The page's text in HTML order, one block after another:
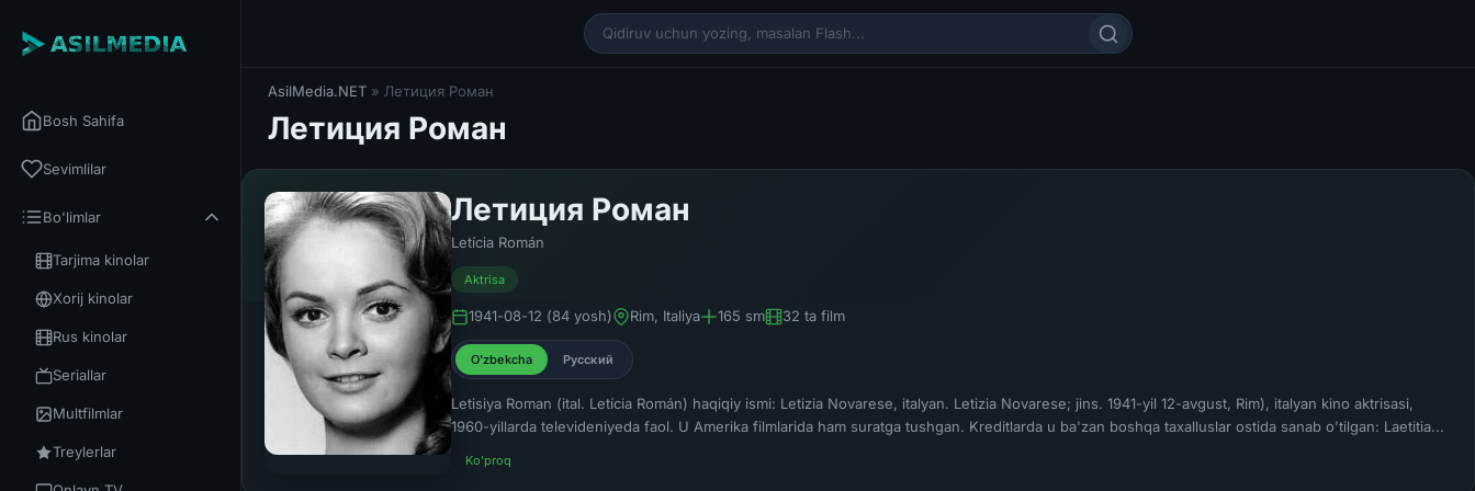
Bosh Sahifa
Sevimlilar
Bo'limlar
Tarjima kinolar
Xorij kinolar
Rus kinolar
Seriallar
Multfilmlar
Treylerlar
AsilMedia.NET » Летиция Роман
Летиция Роман
Летиция Роман
Letícia Román
Aktrisa
1941-08-12 (84 yosh) Rim, Italiya 165 sm 32 ta film
O'zbekcha Русский
Letisiya Roman (ital. Letícia Román) haqiqiy ismi: Letizia Novarese, italyan. Letizia Novarese; jins. 1941-yil 12-avgust, Rim), italyan kino aktrisasi,
1960-yillarda televideniyeda faol. U Amerika filmlarida ham suratga tushgan. Kreditlarda u ba'zan boshqa taxalluslar ostida sanab o'tilgan: Laetitia...
Ko'proq